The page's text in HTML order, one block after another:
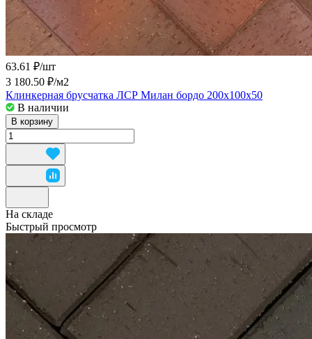
63.61 ₽/шт
3 180.50 ₽/м2
Клинкерная брусчатка ЛСР Милан бордо 200x100x50
В наличии
В корзину
На складе
Быстрый просмотр